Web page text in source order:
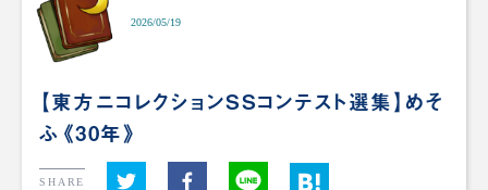
2026/05/19
【東方ニコレクションSSコンテスト選集】めそ
ふ《30年》
SHARE